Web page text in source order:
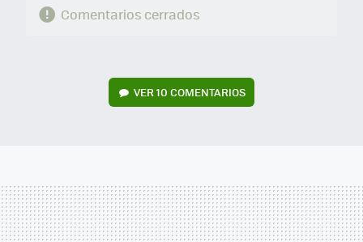
Comentarios cerrados
VER10 COMENTARIOS